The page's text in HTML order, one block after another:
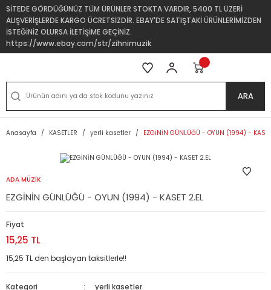
SİTEDE GÖRDÜĞÜNÜZ TÜM ÜRÜNLER STOKTA VARDIR, 5400 TL ÜZERİ
ALIŞVERİŞLERDE KARGO ÜCRETSİZDİR. EBAY'DE SATIŞTAKİ ÜRÜNLERİMİZDEN
İSTEĞİNİZ OLURSA İLETİŞİME GEÇİNİZ.
https://www.ebay.com/str/zihnimuzik
ARA
Anasayfa KASETLER yerli kasetler EZGİNİN GÜNLÜĞÜ - OYUN (1994) -
ADA MÜZİK
EZGİNİN GÜNLÜĞÜ - OYUN (1994) - KASET 2.EL
Fiyat
15,25 TL
15,25 TL den başlayan taksitlerle!!
Kategori
yerli kasetler